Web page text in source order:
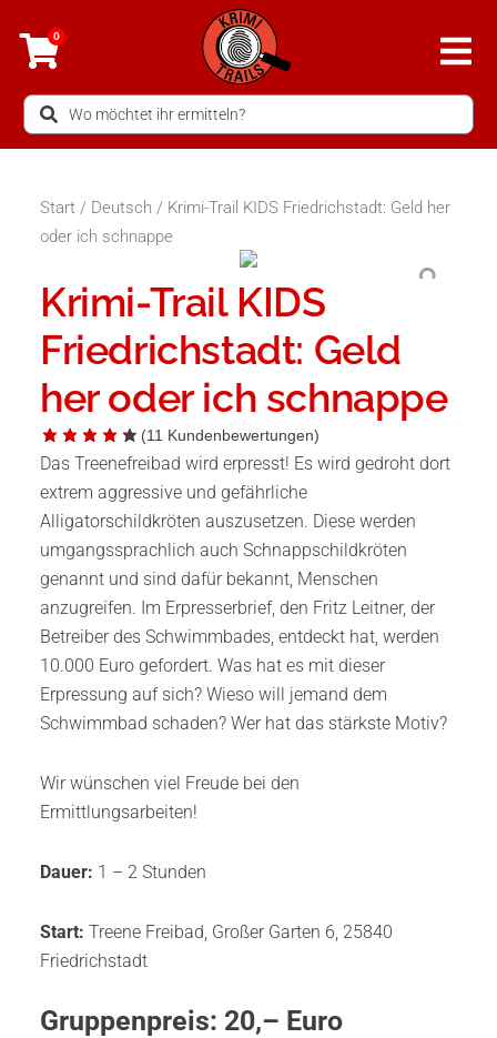
Inhalt
springen
0
Search
...
Start / Deutsch / Krimi-Trail KIDS Friedrichstadt: Geld her
oder ich schnappe
Krimi-Trail KIDS
Friedrichstadt: Geld
her oder ich schnappe
(11 Kundenbewertungen)
Das Treenefreibad wird erpresst! Es wird gedroht dort
extrem aggressive und gefährliche
Alligatorschildkröten auszusetzen. Diese werden
umgangssprachlich auch Schnappschildkröten
genannt und sind dafür bekannt, Menschen
anzugreifen. Im Erpresserbrief, den Fritz Leitner, der
Betreiber des Schwimmbades, entdeckt hat, werden
10.000 Euro gefordert. Was hat es mit dieser
Erpressung auf sich? Wieso will jemand dem
Schwimmbad schaden? Wer hat das stärkste Motiv?
Wir wünschen viel Freude bei den
Ermittlungsarbeiten!
Dauer: 1 – 2 Stunden
Start: Treene Freibad, Großer Garten 6, 25840
Friedrichstadt
Gruppenpreis: 20,– Euro